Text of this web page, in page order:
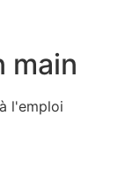
main
l'emploi